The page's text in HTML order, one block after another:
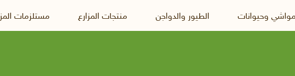
وحيوانات الطيور والدواجن منتجات المزارع مستلزمات